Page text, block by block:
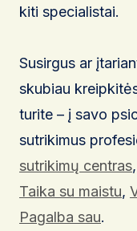
kiti specialistai.
Susirgus ar
skubiau
turite – į savo
sutrikimus
sutrikimų centras
Taika su maistu,
Pagalba sau.